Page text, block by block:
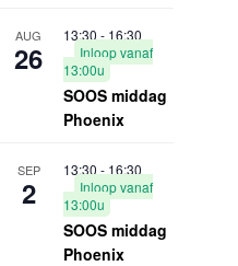
AUG
26
13:30 - 16:30
Inloop vanaf
13:00u
SOOS middag
Phoenix
SEP
2
13:30 - 16:30
Inloop vanaf
13:00u
SOOS middag
Phoenix